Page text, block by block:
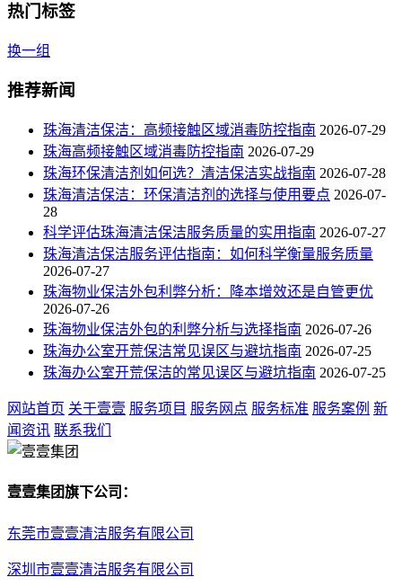
热门标签
换一组
推荐新闻
珠海清洁保洁：高频接触区域消毒防控指南 2026-07-29
珠海高频接触区域消毒防控指南 2026-07-29
珠海环保清洁剂如何选？清洁保洁实战指南 2026-07-28
珠海清洁保洁：环保清洁剂的选择与使用要点 2026-07-
28
科学评估珠海清洁保洁服务质量的实用指南 2026-07-27
珠海清洁保洁服务评估指南：如何科学衡量服务质量
2026-07-27
珠海物业保洁外包利弊分析：降本增效还是自管更优
2026-07-26
珠海物业保洁外包的利弊分析与选择指南 2026-07-26
珠海办公室开荒保洁常见误区与避坑指南 2026-07-25
珠海办公室开荒保洁的常见误区与避坑指南 2026-07-25
网站首页 关于壹壹 服务项目 服务网点 服务标准 服务案例 新
闻资讯 联系我们
壹壹集团旗下公司：
东莞市壹壹清洁服务有限公司
深圳市壹壹清洁服务有限公司